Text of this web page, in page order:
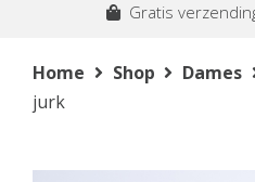
Gratis
Home Shop Dames
jurk